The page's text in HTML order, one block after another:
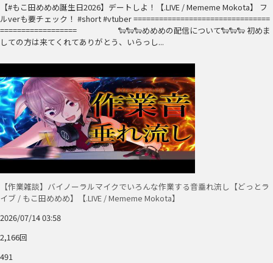
【#もこ田めめめ誕生日2026】デートしよ！【.LIVE / Mememe Mokota】 フ
ルverも要チェック！ #short #vtuber ================================
================== 🐑🐑🐑めめめの配信について🐑🐑🐑 初めま
しての方は来てくれてありがとう、いらっし...
【作業雑談】バイノーラルマイクでいろんな作業する音垂れ流し【どっとラ
イブ / もこ田めめめ】【.LIVE / Mememe Mokota】
2026/07/14 03:58
2,166回
491